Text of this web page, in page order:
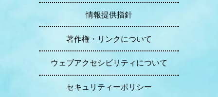
情報提供指針
著作権・リンクについて
ウェブアクセシビリティについて
セキュリティーポリシー